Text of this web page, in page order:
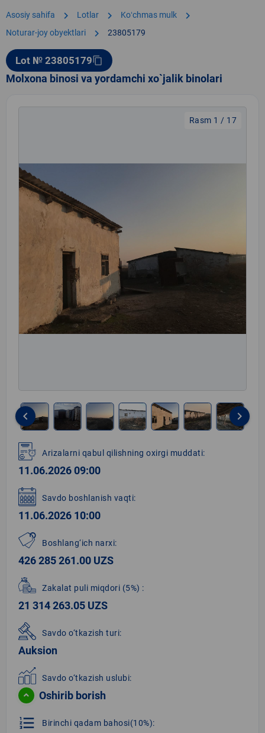
Asosiy sahifa chevron_right Lotlar chevron_right Koʻchmas mulk chevron_right
Noturar-joy obyektlari chevron_right 23805179
Lot № 23805179content_copy
Molxona binosi va yordamchi xo`jalik binolari
Rasm 1 / 17
1
of
17
keyboard_arrow_left keyboard_arrow_right
Arizalarni qabul qilishning oxirgi muddati:
11.06.2026 09:00
Savdo boshlanish vaqti:
11.06.2026 10:00
Boshlang‘ich narxi:
426 285 261.00 UZS
Zakalat puli miqdori (5%) :
21 314 263.05 UZS
Savdo o‘tkazish turi:
Auksion
Savdo o‘tkazish uslubi:
Oshirib borish
format_list_numbered Birinchi qadam bahosi(10%):